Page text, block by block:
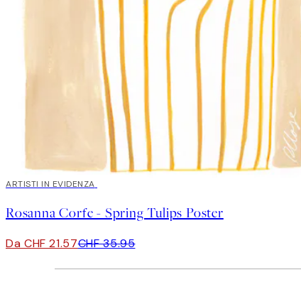
40%*
ARTISTI IN EVIDENZA
Rosanna Corfe - Spring Tulips Poster
Da CHF 21.57CHF 35.95